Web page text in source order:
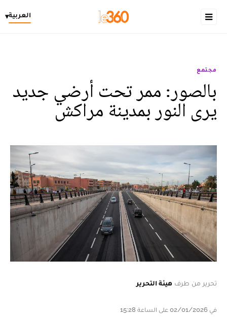
العربية▾
مجتمع
بالصور: ممر تحت أرضي جديد
يرى النور بمدينة مراكش
تحرير من طرف هيئة التحرير
في 02/01/2026 على الساعة 15:28